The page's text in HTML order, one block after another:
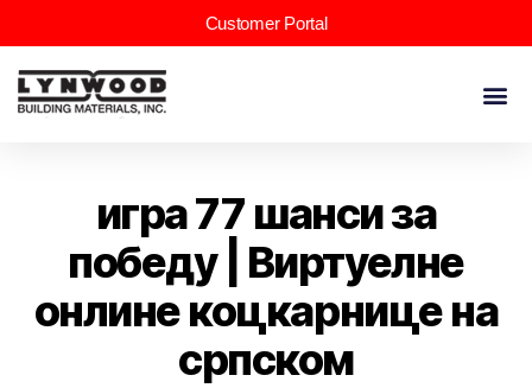
Customer Portal
игра 77 шанси за
победу | Виртуелне
онлине коцкарнице на
српском